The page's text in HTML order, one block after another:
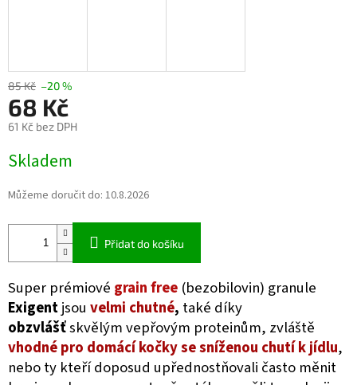
85 Kč –20 %
68 Kč
61 Kč bez DPH
cena:
Skladem
Můžeme doručit do: 10.8.2026
Přidat do košíku
Super prémiové grain free (bezobilovin) granule
Exigentjsou velmi chutné, také díky
obzvlášťskvělým vepřovým proteinům, zvláště
vhodné pro domácí kočky se sníženou chutí k jídlu,
nebo ty kteří doposud upřednostňovali často měnit